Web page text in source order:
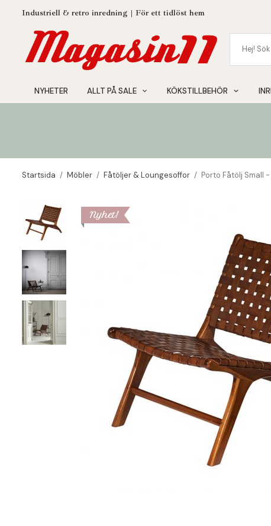
Industriell & retro inredning | För ett tidlöst hem
NYHETER ALLT PÅ SALE KÖKSTILLBEHÖR
Startsida / Möbler / Fåtöljer & Loungesoffor / Porto Fåtölj Small
Nyhet!